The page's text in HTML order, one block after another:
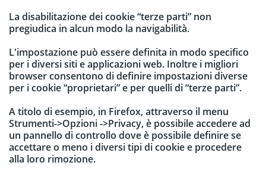
La disabilitazione dei cookie “terze parti” non
pregiudica in alcun modo la navigabilità.
L'impostazione può essere definita in modo specifico
per i diversi siti e applicazioni web. Inoltre i migliori
browser consentono di definire impostazioni diverse
per i cookie “proprietari” e per quelli di “terze parti”.
A titolo di esempio, in Firefox, attraverso il menu
Strumenti->Opzioni ->Privacy, è possibile accedere ad
un pannello di controllo dove è possibile definire se
accettare o meno i diversi tipi di cookie e procedere
alla loro rimozione.